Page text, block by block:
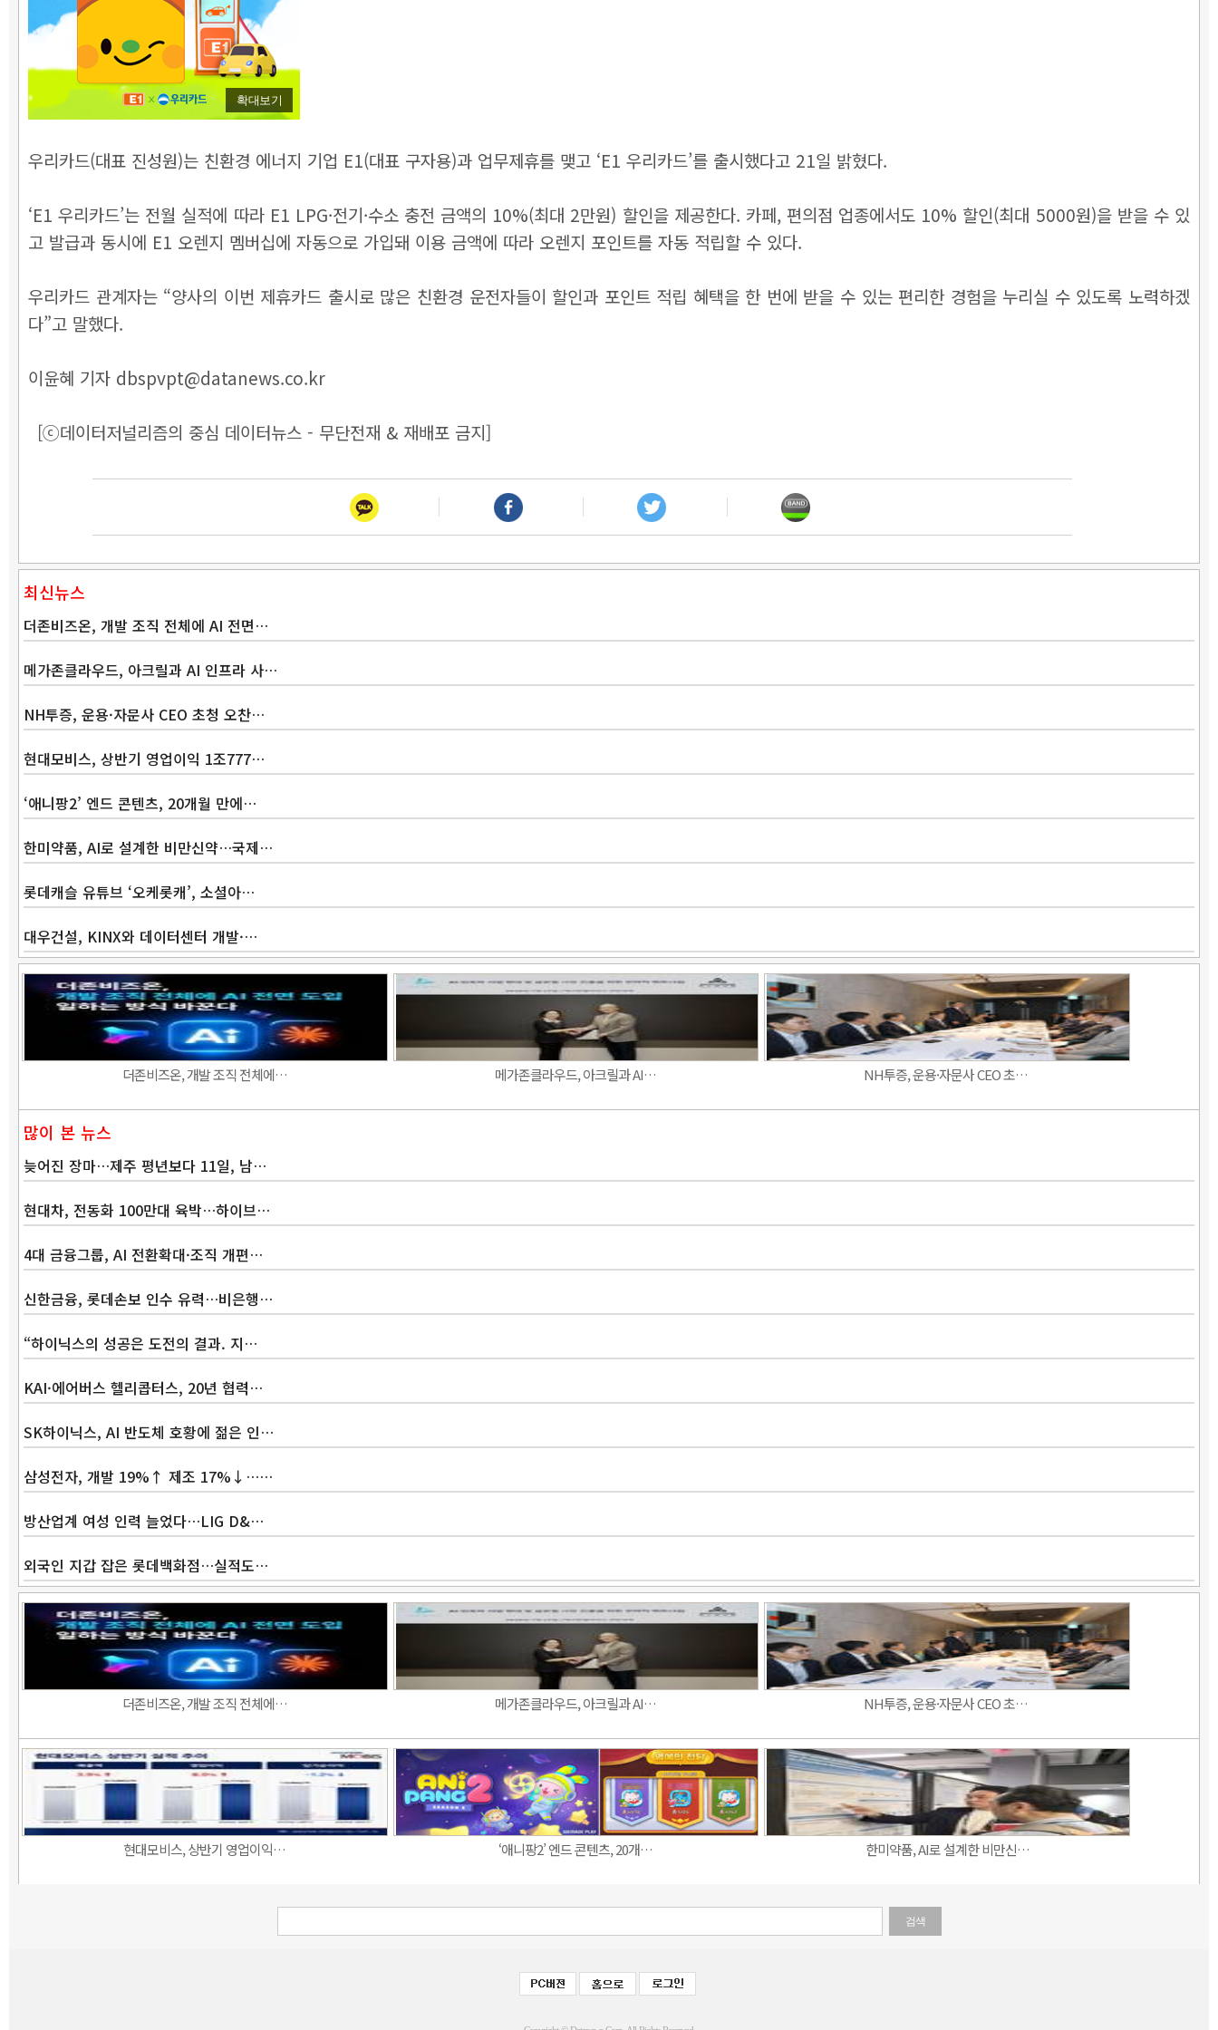
확대보기
우리카드(대표 진성원)는 친환경 에너지 기업 E1(대표 구자용)과 업무제휴를 맺고 ‘E1 우리카드’를 출시했다고 21일 밝혔다.
‘E1 우리카드’는 전월 실적에 따라 E1 LPG·전기·수소 충전 금액의 10%(최대 2만원) 할인을 제공한다. 카페, 편의점 업종에서도 10% 할인(최대 5000원)을 받을 수 있
고 발급과 동시에 E1 오렌지 멤버십에 자동으로 가입돼 이용 금액에 따라 오렌지 포인트를 자동 적립할 수 있다.
우리카드 관계자는 “양사의 이번 제휴카드 출시로 많은 친환경 운전자들이 할인과 포인트 적립 혜택을 한 번에 받을 수 있는 편리한 경험을 누리실 수 있도록 노력하겠
다”고 말했다.
이윤혜 기자 dbspvpt@datanews.co.kr
[ⓒ데이터저널리즘의 중심 데이터뉴스 - 무단전재 & 재배포 금지]
최신뉴스
더존비즈온, 개발 조직 전체에 AI 전면…
메가존클라우드, 아크릴과 AI 인프라 사…
NH투증, 운용·자문사 CEO 초청 오찬…
현대모비스, 상반기 영업이익 1조777…
‘애니팡2’ 엔드 콘텐츠, 20개월 만에…
한미약품, AI로 설계한 비만신약…국제…
롯데캐슬 유튜브 ‘오케롯캐’, 소셜아…
대우건설, KINX와 데이터센터 개발·…
더존비즈온, 개발 조직 전체에… 메가존클라우드, 아크릴과 AI… NH투증, 운용·자문사 CEO 초…
많이 본 뉴스
늦어진 장마…제주 평년보다 11일, 남…
현대차, 전동화 100만대 육박…하이브…
4대 금융그룹, AI 전환확대·조직 개편…
신한금융, 롯데손보 인수 유력…비은행…
“하이닉스의 성공은 도전의 결과. 지…
KAI·에어버스 헬리콥터스, 20년 협력…
SK하이닉스, AI 반도체 호황에 젊은 인…
삼성전자, 개발 19%↑ 제조 17%↓……
방산업계 여성 인력 늘었다…LIG D&…
외국인 지갑 잡은 롯데백화점…실적도…
더존비즈온, 개발 조직 전체에… 메가존클라우드, 아크릴과 AI… NH투증, 운용·자문사 CEO 초…
현대모비스, 상반기 영업이익… ‘애니팡2’ 엔드 콘텐츠, 20개… 한미약품, AI로 설계한 비만신…
검색